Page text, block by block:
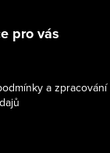
pro vás
a zpracování